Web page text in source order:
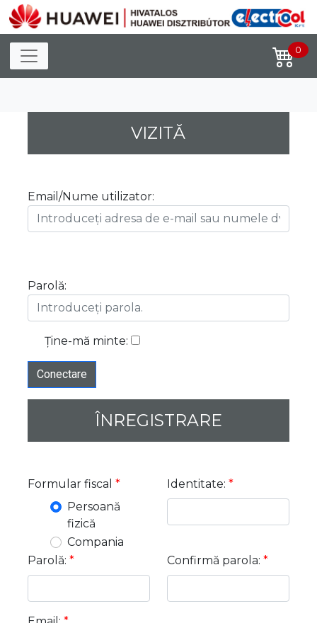
Toggle navigation 0
VIZITĂ
Email/Nume utilizator:
Parolă:
Ține-mă minte:
ÎNREGISTRARE
Formular fiscal*
Persoană
fizică
Compania
Identitate: *
Parolă:* Confirmă parola: *